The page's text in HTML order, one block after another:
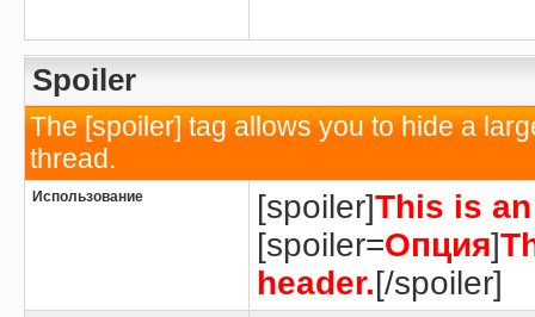
Spoiler
The [spoiler] tag allows you to hide a
thread.
Использование [spoiler]This is
[spoiler=Опция]
header.[/spoiler]